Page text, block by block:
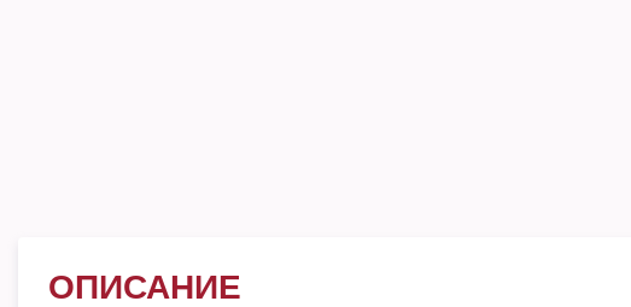
ОПИСАНИЕ